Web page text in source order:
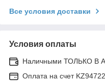
Все условия доставки
Условия оплаты
Наличными ТОЛЬКО В
Оплата на счет